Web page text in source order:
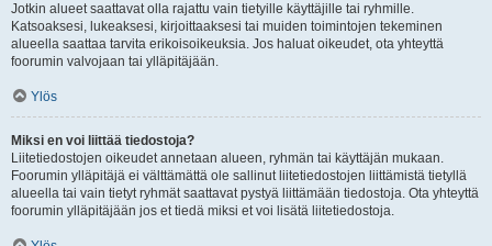
Jotkin alueet saattavat olla rajattu vain tietyille käyttäjille tai ryhmille.
Katsoaksesi, lukeaksesi, kirjoittaaksesi tai muiden toimintojen tekeminen
alueella saattaa tarvita erikoisoikeuksia. Jos haluat oikeudet, ota yhteyttä
foorumin valvojaan tai ylläpitäjään.
Ylös
Miksi en voi liittää tiedostoja?
Liitetiedostojen oikeudet annetaan alueen, ryhmän tai käyttäjän mukaan.
Foorumin ylläpitäjä ei välttämättä ole sallinut liitetiedostojen liittämistä tietyllä
alueella tai vain tietyt ryhmät saattavat pystyä liittämään tiedostoja. Ota yhteyttä
foorumin ylläpitäjään jos et tiedä miksi et voi lisätä liitetiedostoja.